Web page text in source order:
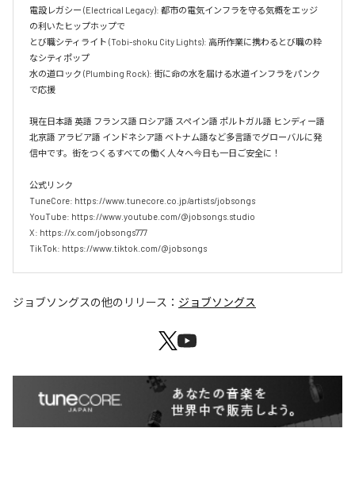
電設レガシー (Electrical Legacy): 都市の電気インフラを守る気概をエッジ
の利いたヒップホップで
とび職シティライト (Tobi-shoku City Lights): 高所作業に携わるとび職の粋
なシティポップ
水の道ロック (Plumbing Rock): 街に命の水を届ける水道インフラをパンク
で応援
現在日本語 英語 フランス語 ロシア語 スペイン語 ポルトガル語 ヒンディー語
北京語 アラビア語 インドネシア語 ベトナム語など多言語でグローバルに発
信中です。街をつくるすべての働く人々へ今日も一日ご安全に！
公式リンク
TuneCore: https://www.tunecore.co.jp/artists/jobsongs
YouTube: https://www.youtube.com/@jobsongs.studio
X: https://x.com/jobsongs777
TikTok: https://www.tiktok.com/@jobsongs
ジョブソングスの他のリリース： ジョブソングス